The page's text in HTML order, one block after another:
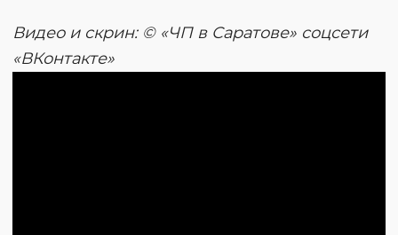
Видео и скрин: © «ЧП в Саратове» соцсети
«ВКонтакте»